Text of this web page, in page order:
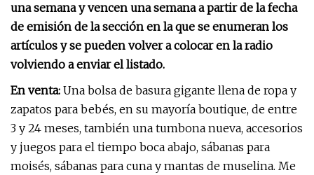
una semana y vencen una semana a partir de la fecha
de emisión de la sección en la que se enumeran los
artículos y se pueden volver a colocar en la radio
volviendo a enviar el listado.
En venta: Una bolsa de basura gigante llena de ropa y
zapatos para bebés, en su mayoría boutique, de entre
3 y 24 meses, también una tumbona nueva, accesorios
y juegos para el tiempo boca abajo, sábanas para
moisés, sábanas para cuna y mantas de muselina. Me